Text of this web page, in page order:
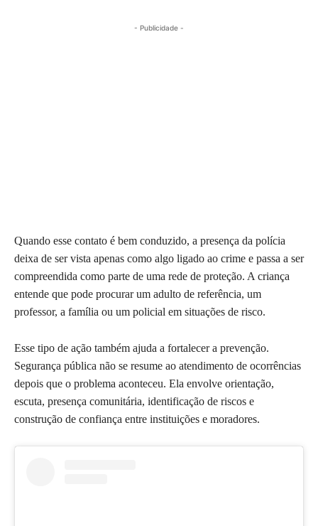
- Publicidade -
Quando esse contato é bem conduzido, a presença da polícia
deixa de ser vista apenas como algo ligado ao crime e passa a ser
compreendida como parte de uma rede de proteção. A criança
entende que pode procurar um adulto de referência, um
professor, a família ou um policial em situações de risco.
Esse tipo de ação também ajuda a fortalecer a prevenção.
Segurança pública não se resume ao atendimento de ocorrências
depois que o problema aconteceu. Ela envolve orientação,
escuta, presença comunitária, identificação de riscos e
construção de confiança entre instituições e moradores.